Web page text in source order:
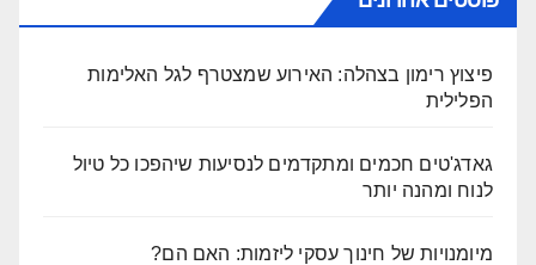
פיצוץ רימון בצהלה: האירוע שמצטרף לגל האלימות
הפלילית
גאדג'טים חכמים ומתקדמים לנסיעות שיהפכו כל טיול
לנוח ומהנה יותר
מיומנויות של חינוך עסקי ליזמות: האם הם?